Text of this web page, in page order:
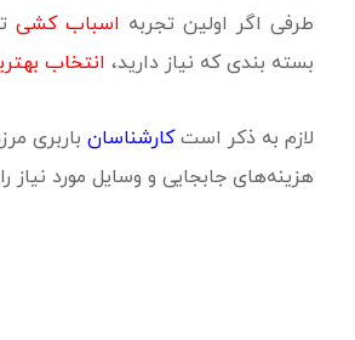
طرفی اگر اولین تجربه اسباب کشی
بسته بندی که نیاز دارید، انتخاب
لازم به ذکر استکارشناسانباربری
هزینه‌های جابجایی و وسایل مورد نیاز